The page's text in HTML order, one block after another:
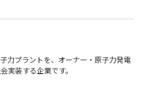
）
、Gather、Notion
力プラントを、オーナー・原子力発電
実装する企業です。